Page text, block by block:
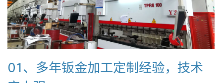
01、多年钣金加工定制经验，技术